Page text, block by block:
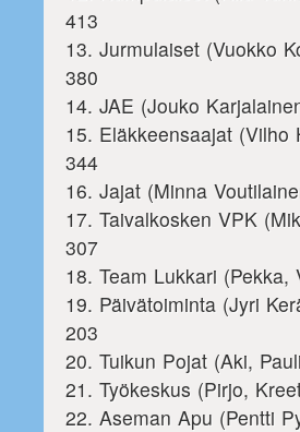
413
13. Jurmulaiset (Vuokko
380
14. JAE (Jouko
15. Eläkkeensaajat (Vilho
344
16. Jajat (Minna
17. Taivalkosken VPK
307
18. Team Lukkari
19. Päivätoiminta (Jyri
203
20. Tuikun Pojat (Aki,
21. Työkeskus (Pirjo,
22. Aseman Apu (Pentti